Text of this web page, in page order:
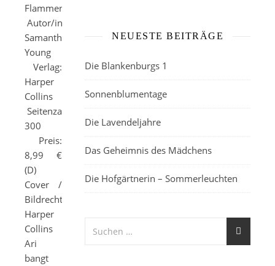
Flammenmädchens
Autor/in:
Samantha
Young
Verlag:
Harper
Collins
Seitenzahl:
300
Preis:
8,99 €
(D)
Cover /
Bildrechte:
Harper
Collins
Ari
bangt
NEUESTE BEITRÄGE
Die Blankenburgs 1
Sonnenblumentage
Die Lavendeljahre
Das Geheimnis des Mädchens
Die Hofgärtnerin – Sommerleuchten